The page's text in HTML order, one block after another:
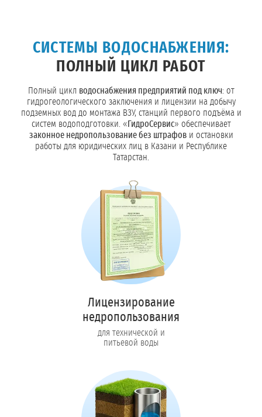
СИСТЕМЫ ВОДОСНАБЖЕНИЯ:
ПОЛНЫЙ ЦИКЛ РАБОТ
Полный цикл водоснабжения предприятий под ключ: от
гидрогеологического заключения и лицензии на добычу
подземных вод до монтажа ВЗУ, станций первого подъёма и
систем водоподготовки. «ГидроСервис» обеспечивает
законное недропользование без штрафови остановки
работы для юридических лиц в Казани и Республике
Татарстан.
Лицензирование
недропользования
для технической и
питьевой воды